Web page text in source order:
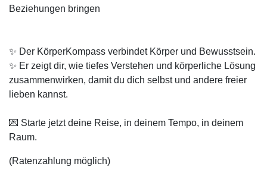
Beziehungen bringen
✨ Der KörperKompass verbindet Körper und Bewusstsein.
✨ Er zeigt dir, wie tiefes Verstehen und körperliche Lösung
zusammenwirken, damit du dich selbst und andere freier
lieben kannst.
💌 Starte jetzt deine Reise, in deinem Tempo, in deinem
Raum.
(Ratenzahlung möglich)